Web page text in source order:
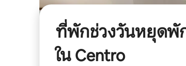
ที่พักช่วงวันหยุดพั
ใน Centro